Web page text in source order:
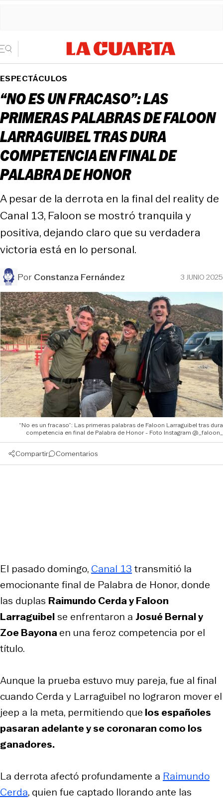
ESPECTÁCULOS
“NO ES UN FRACASO”: LAS
PRIMERAS PALABRAS DE FALOON
LARRAGUIBEL TRAS DURA
COMPETENCIA EN FINAL DE
PALABRA DE HONOR
A pesar de la derrota en la final del reality de
Canal 13, Faloon se mostró tranquila y
positiva, dejando claro que su verdadera
victoria está en lo personal.
PorConstanza Fernández 3 JUNIO 2025
“No es un fracaso”: Las primeras palabras de Faloon Larraguibel tras dura
competencia en final de Palabra de Honor - Foto Instagram @_faloon_
Compartir Comentarios
El pasado domingo, Canal 13transmitió la
emocionante final de Palabra de Honor, donde
las duplas Raimundo Cerda y Faloon
Larraguibelse enfrentaron a Josué Bernal y
Zoe Bayonaen una feroz competencia por el
título.
Aunque la prueba estuvo muy pareja, fue al final
cuando Cerda y Larraguibel no lograron mover el
jeep a la meta, permitiendo que los españoles
pasaran adelante y se coronaran como los
ganadores.
La derrota afectó profundamente a Raimundo
Cerda, quien fue captado llorando ante las